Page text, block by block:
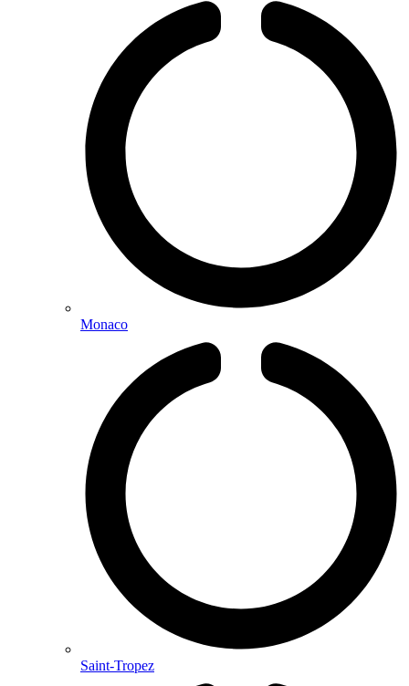
Monaco
Saint-Tropez